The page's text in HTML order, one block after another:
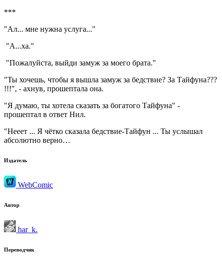
***
"Ал... мне нужна услуга..."
"А...ха."
"Пожалуйста, выйди замуж за моего брата."
"Ты хочешь, чтобы я вышла замуж за бедствие? За Тайфуна???
!!!", - ахнув, прошептала она.
"Я думаю, ты хотела сказать за богатого Тайфуна" -
прошептал в ответ Нил.
"Нееет ... Я чётко сказала бедствие-Тайфун ... Ты услышал
абсолютно верно…
Издатель
WebComic
Автор
har_k.
Переводчик